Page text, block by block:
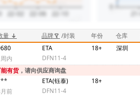
量 品牌 /封装 年份 仓库
内
ETA
DFN11-4
18+ 深圳
有货，请向供应商询盘
前
ETA(钰泰)
DFN11-4
18+